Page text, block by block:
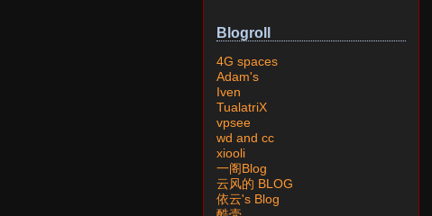
Blogroll
4G spaces
Adam's
Iven
TualatriX
vpsee
wd and cc
xiooli
一阁Blog
云风的 BLOG
依云's Blog